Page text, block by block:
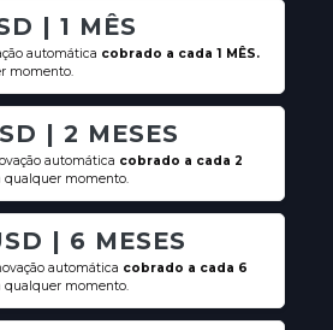
| 1 MÊS
automática cobrado a cada 1 MÊS.
momento.
| 2 MESES
automática cobrado a cada 2
qualquer momento.
| 6 MESES
automática cobrado a cada 6
qualquer momento.